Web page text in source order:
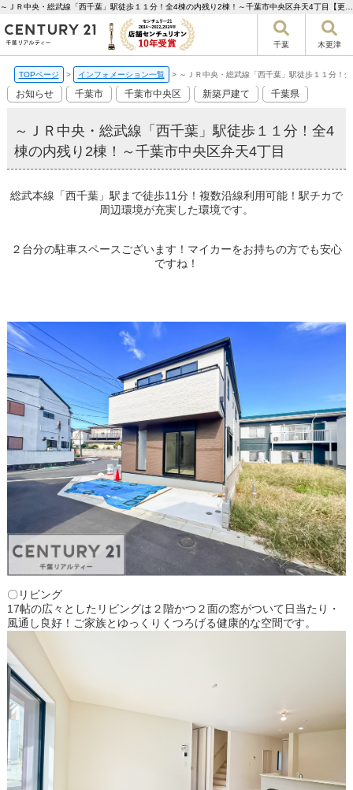
千葉 木更津
TOPページ > インフォメーション一覧 > ～ＪＲ中央・総武線「西千葉」駅徒歩１１分！
お知らせ 千葉市 千葉市中央区 新築戸建て 千葉県
～ＪＲ中央・総武線「西千葉」駅徒歩１１分！全4
棟の内残り2棟！～千葉市中央区弁天4丁目
総武本線「西千葉」駅まで徒歩11分！複数沿線利用可能！駅チカで
周辺環境が充実した環境です。
２台分の駐車スペースございます！マイカーをお持ちの方でも安心
ですね！
〇リビング
17帖の広々としたリビングは２階かつ２面の窓がついて日当たり・
風通し良好！ご家族とゆっくりくつろげる健康的な空間です。